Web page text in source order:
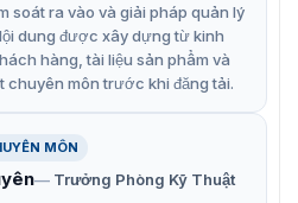
đọc thẻ được chuẩn xác, xác
kiểm soát cửa hiện đại và
nên có độ bền lớn và tuổi thọ
cao.
soát ra vào và giải pháp quản lý
dung được xây dựng từ kinh
hàng, tài liệu sản phẩm và
chuyên môn trước khi đăng tải.
MÔN
Trưởng Phòng Kỹ Thuật